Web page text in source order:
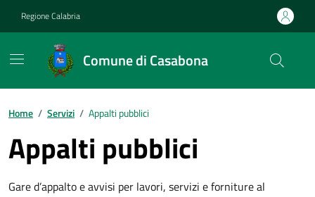
Regione Calabria
Comune di Casabona
Home / Servizi / Appalti pubblici
Appalti pubblici
Gare d’appalto e avvisi per lavori, servizi e forniture al